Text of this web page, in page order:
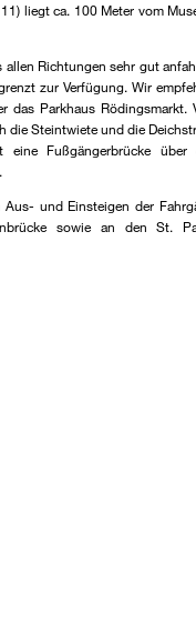
liegt ca. 100 Meter vom
Richtungen sehr gut
zur Verfügung. Wir
das Parkhaus Rödingsmarkt.
die Steintwiete und die
Fußgängerbrücke über
und Einsteigen der
sowie an den St.